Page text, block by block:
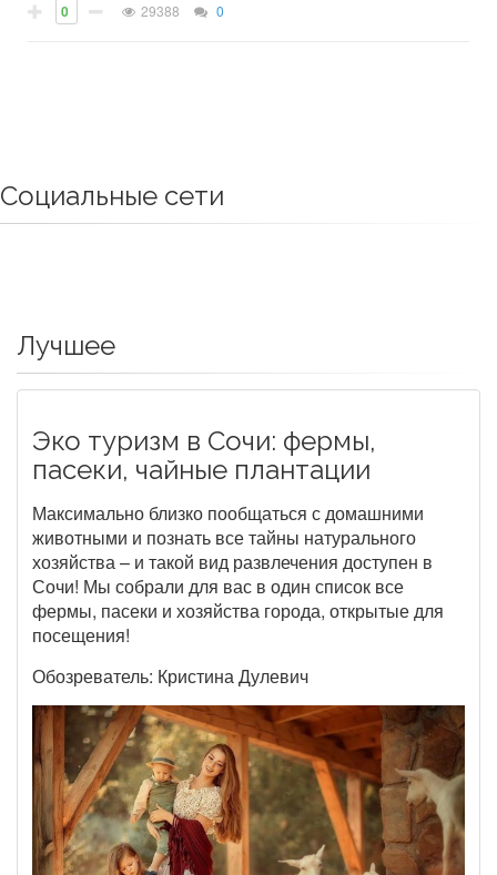
0 29388 0
Социальные сети
Лучшее
Эко туризм в Сочи: фермы,
пасеки, чайные плантации
Максимально близко пообщаться с домашними
животными и познать все тайны натурального
хозяйства – и такой вид развлечения доступен в
Сочи! Мы собрали для вас в один список все
фермы, пасеки и хозяйства города, открытые для
посещения!
Обозреватель: Кристина Дулевич